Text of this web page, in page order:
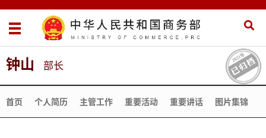
钟山 部长
首页 个人简历 主管工作 重要活动 重要讲话 图片集锦